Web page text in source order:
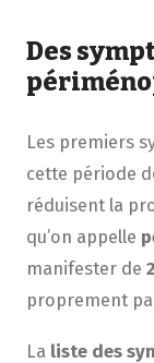
Des
Les premiers
cette période
réduisent la
qu’on appelle
manifester de
proprement
La liste des